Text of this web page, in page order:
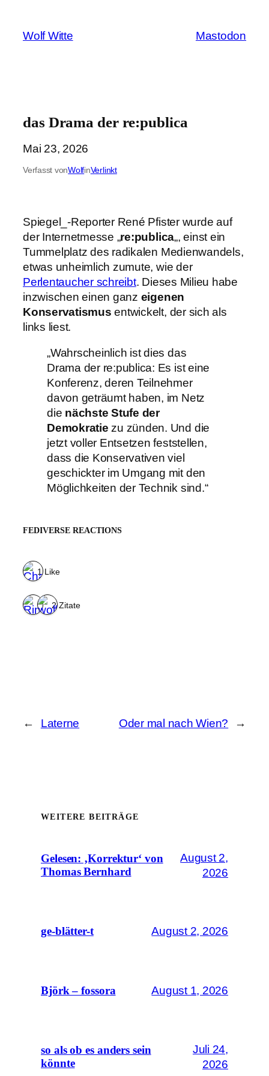
springen
Wolf Witte Mastodon
das Drama der re:publica
Mai 23, 2026
Verfasst vonWolfinVerlinkt
Spiegel_-Reporter René Pfister wurde auf
der Internetmesse „re:publica„, einst ein
Tummelplatz des radikalen Medienwandels,
etwas unheimlich zumute, wie der
Perlentaucher schreibt. Dieses Milieu habe
inzwischen einen ganz eigenen
Konservatismus entwickelt, der sich als
links liest.
„Wahrscheinlich ist dies das
Drama der re:publica: Es ist eine
Konferenz, deren Teilnehmer
davon geträumt haben, im Netz
die nächste Stufe der
Demokratie zu zünden. Und die
jetzt voller Entsetzen feststellen,
dass die Konservativen viel
geschickter im Umgang mit den
Möglichkeiten der Technik sind.“
FEDIVERSE REACTIONS
1 Like
2 Zitate
← Laterne Oder mal nach Wien? →
WEITERE BEITRÄGE
Gelesen: ‚Korrektur‘ von
Thomas Bernhard
August 2,
2026
ge-blätter-t August 2, 2026
Björk – fossora August 1, 2026
so als ob es anders sein
könnte
Juli 24,
2026